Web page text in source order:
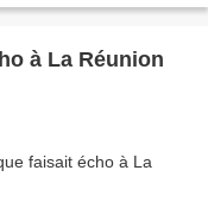
à La Réunion